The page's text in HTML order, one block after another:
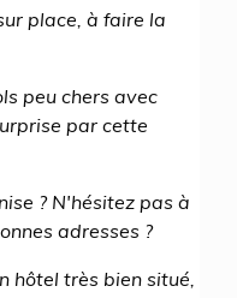
place, à faire la
peu chers avec
par cette
? N'hésitez pas à
adresses ?
hôtel très bien situé,